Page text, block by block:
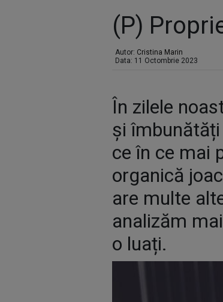
(P)
Autor: Cristina Marin
Data: 11 Octombrie 2023
În zilele
și
ce în ce mai
organică
are multe
analizăm
o luați.